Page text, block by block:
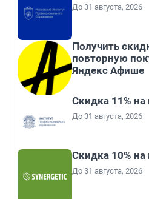
До 31 августа, 2026
Получить
повторную
Яндекс Афише
Скидка 11% на
До 31 августа, 2026
Скидка 10% на
До 31 августа, 2026